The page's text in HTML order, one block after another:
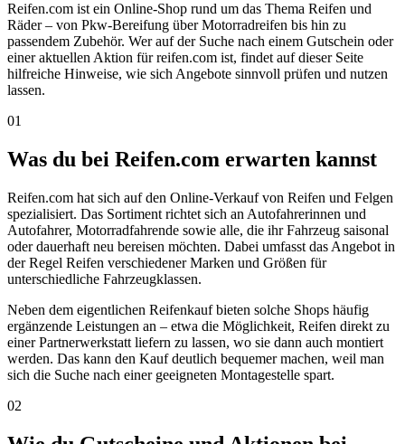
Reifen.com ist ein Online-Shop rund um das Thema Reifen und
Räder – von Pkw-Bereifung über Motorradreifen bis hin zu
passendem Zubehör. Wer auf der Suche nach einem Gutschein oder
einer aktuellen Aktion für reifen.com ist, findet auf dieser Seite
hilfreiche Hinweise, wie sich Angebote sinnvoll prüfen und nutzen
lassen.
01
Was du bei Reifen.com erwarten kannst
Reifen.com hat sich auf den Online-Verkauf von Reifen und Felgen
spezialisiert. Das Sortiment richtet sich an Autofahrerinnen und
Autofahrer, Motorradfahrende sowie alle, die ihr Fahrzeug saisonal
oder dauerhaft neu bereisen möchten. Dabei umfasst das Angebot in
der Regel Reifen verschiedener Marken und Größen für
unterschiedliche Fahrzeugklassen.
Neben dem eigentlichen Reifenkauf bieten solche Shops häufig
ergänzende Leistungen an – etwa die Möglichkeit, Reifen direkt zu
einer Partnerwerkstatt liefern zu lassen, wo sie dann auch montiert
werden. Das kann den Kauf deutlich bequemer machen, weil man
sich die Suche nach einer geeigneten Montagestelle spart.
02